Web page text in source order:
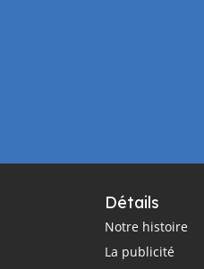
Détails
Notre histoire
La publicité